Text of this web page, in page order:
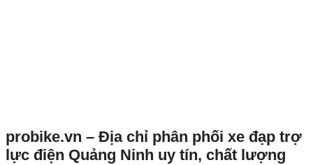
probike.vn – Địa chỉ phân phối xe đạp trợ
lực điện Quảng Ninh uy tín, chất lượng